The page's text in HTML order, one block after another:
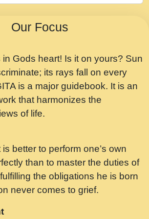
Ho Chahe Shyam Ho.mp3
बनन न आय, रठ हर क मनन न आय
shastri ji maharaj.mp3
मंत्र जाप - गीता प्रेरणा -Swami
Ji Maharaj.mp3
परम वल कगन Special Shyam
अपरध लडडल शर रध.... Shri
shastri ji maharaj.mp3
का ध्यान लगा - भजन भाव - 2018 -
Swami Gyananand Ji
Our Focus
Gods heart! Is it on yours? Sun
its rays fall on every
is a major guidebook. It is an
that harmonizes the
of life.
better to perform one’s own
than to master the duties of
the obligations he is born
never comes to grief.